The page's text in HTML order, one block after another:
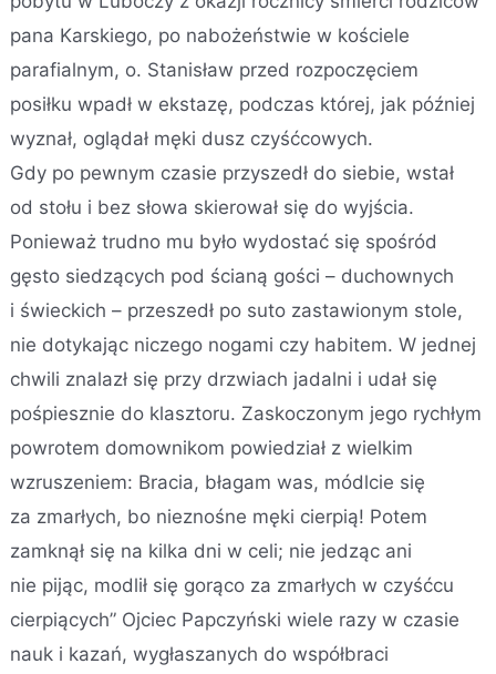
pana Karskiego, po nabożeństwie w kościele
parafialnym, o. Stanisław przed rozpoczęciem
posiłku wpadł w ekstazę, podczas której, jak później
wyznał, oglądał męki dusz czyśćcowych.
Gdy po pewnym czasie przyszedł do siebie, wstał
od stołu i bez słowa skierował się do wyjścia.
Ponieważ trudno mu było wydostać się spośród
gęsto siedzących pod ścianą gości – duchownych
i świeckich – przeszedł po suto zastawionym stole,
nie dotykając niczego nogami czy habitem. W jednej
chwili znalazł się przy drzwiach jadalni i udał się
pośpiesznie do klasztoru. Zaskoczonym jego rychłym
powrotem domownikom powiedział z wielkim
wzruszeniem: Bracia, błagam was, módlcie się
za zmarłych, bo nieznośne męki cierpią! Potem
zamknął się na kilka dni w celi; nie jedząc ani
nie pijąc, modlił się gorąco za zmarłych w czyśćcu
cierpiących” Ojciec Papczyński wiele razy w czasie
nauk i kazań, wygłaszanych do współbraci